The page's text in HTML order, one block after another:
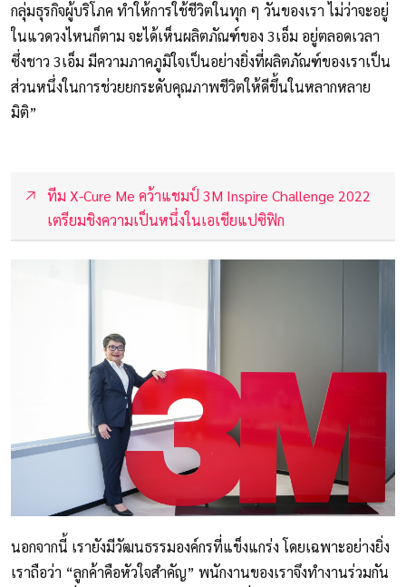
กลุ่มธุรกิจผู้บริโภค ทำให้การใช้ชีวิตในทุก ๆ วันของเรา ไม่ว่าจะอยู่
ในแวดวงไหนก็ตาม จะได้เห็นผลิตภัณฑ์ของ 3เอ็ม อยู่ตลอดเวลา
ซึ่งชาว 3เอ็ม มีความภาคภูมิใจเป็นอย่างยิ่งที่ผลิตภัณฑ์ของเราเป็น
ส่วนหนึ่งในการช่วยยกระดับคุณภาพชีวิตให้ดีขึ้นในหลากหลาย
มิติ”
ทีม X-Cure Me คว้าแชมป์ 3M Inspire Challenge 2022
เตรียมชิงความเป็นหนึ่งในเอเชียแปซิฟิก
นอกจากนี้ เรายังมีวัฒนธรรมองค์กรที่แข็งแกร่ง โดยเฉพาะอย่างยิ่ง
เราถือว่า “ลูกค้าคือหัวใจสำคัญ” พนักงานของเราจึงทำงานร่วมกัน